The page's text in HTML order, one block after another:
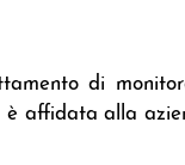
di
affidata alla